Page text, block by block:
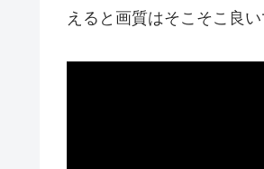
えると画質はそこそこ良い